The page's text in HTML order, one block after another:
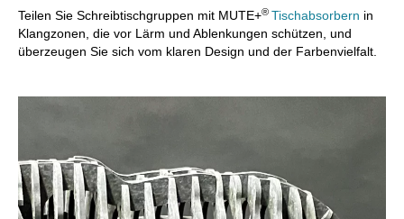
Teilen Sie Schreibtischgruppen mit MUTE+® Tischabsorbern in
Klangzonen, die vor Lärm und Ablenkungen schützen, und
überzeugen Sie sich vom klaren Design und der Farbenvielfalt.